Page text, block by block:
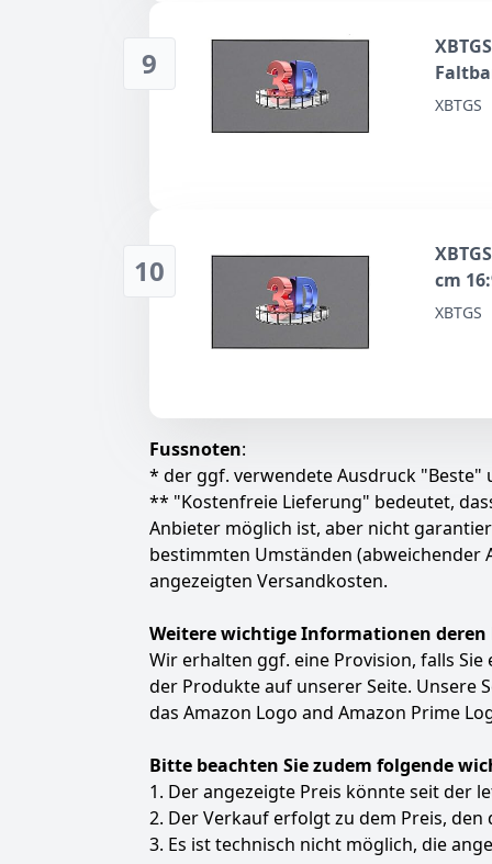
9
XBTGS
10
cm
XBTGS
Fussnoten:
* der ggf. verwendete Ausdruck "Beste"
** "Kostenfreie Lieferung" bedeutet,
Anbieter möglich ist, aber nicht
bestimmten Umständen (abweichender
angezeigten Versandkosten.
Weitere wichtige Informationen
Wir erhalten ggf. eine Provision, falls
der Produkte auf unserer Seite. Unsere
das Amazon Logo and Amazon Prime
Bitte beachten Sie zudem folgende
1. Der angezeigte Preis könnte seit der
2. Der Verkauf erfolgt zu dem Preis,
3. Es ist technisch nicht möglich, die